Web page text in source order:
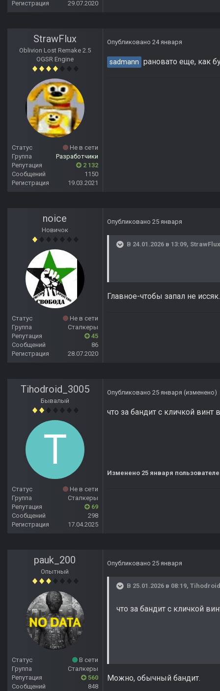
Регистрация 29.07.2020
StrawFlux
Oblivion Lost Remake 2.5
OGSR Engine
Статус
Не в сети
Группа
Разработчики
Репутация
2 132
Сообщений
1150
Регистрация
19.03.2021
Опубликовано 24 января
sadmann рановато еще, как
noice
Новичок
Статус
Не в сети
Группа
Сталкеры
Репутация
45
Сообщений
86
Регистрация
28.07.2020
Опубликовано 25 января
В 24.01.2026 в 13:09, StrawFlux
Главное-чтобы запал не
Tihodroid_3005
Бывалый
Статус
Не в сети
Группа
Сталкеры
Репутация
69
Сообщений
298
Регистрация
17.04.2025
Опубликовано 25 января (изменено)
что за бандит с кличкой
Изменено 25 января
pauk_200
Опытный
Статус
В сети
Группа
Сталкеры
Репутация
560
Сообщений
848
Опубликовано 25 января
В 25.01.2026 в 08:19,
что за бандит с кличкой
Можно, обычный бандит.